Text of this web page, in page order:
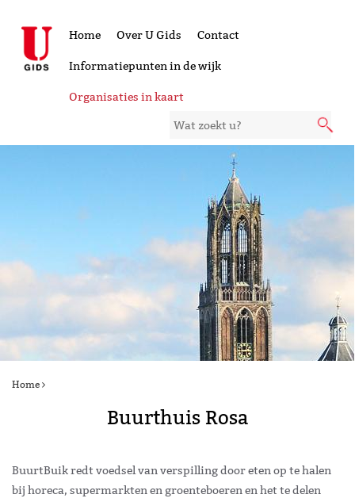
Home Over U Gids Contact
Informatiepunten in de wijk
Organisaties in kaart
Home
Buurthuis Rosa
BuurtBuik redt voedsel van verspilling door eten op te halen
bij horeca, supermarkten en groenteboeren en het te delen